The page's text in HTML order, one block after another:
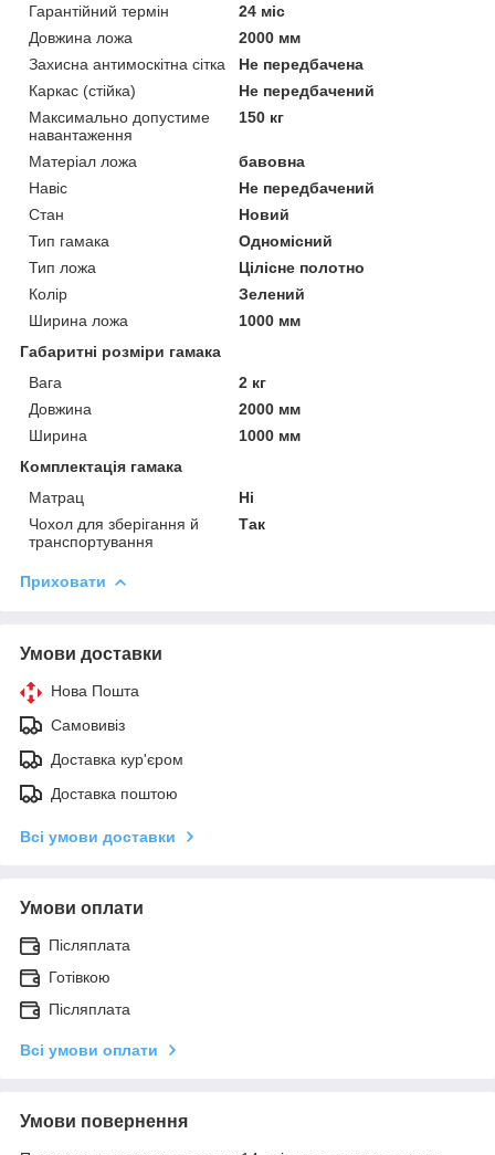
Гарантійний термін
24 міс
Довжина ложа
2000 мм
Захисна антимоскітна сітка
Не передбачена
Каркас (стійка)
Не передбачений
Максимально допустиме
навантаження
150 кг
Матеріал ложа
бавовна
Навіс
Не передбачений
Стан
Новий
Тип гамака
Одномісний
Тип ложа
Цілісне полотно
Колір
Зелений
Ширина ложа
1000 мм
Габаритні розміри гамака
Вага
2 кг
Довжина
2000 мм
Ширина
1000 мм
Комплектація гамака
Матрац
Ні
Чохол для зберігання й
транспортування
Так
Приховати
Умови доставки
Нова Пошта
Самовивіз
Доставка кур'єром
Доставка поштою
Всі умови доставки
Умови оплати
Післяплата
Готівкою
Післяплата
Всі умови оплати
Умови повернення